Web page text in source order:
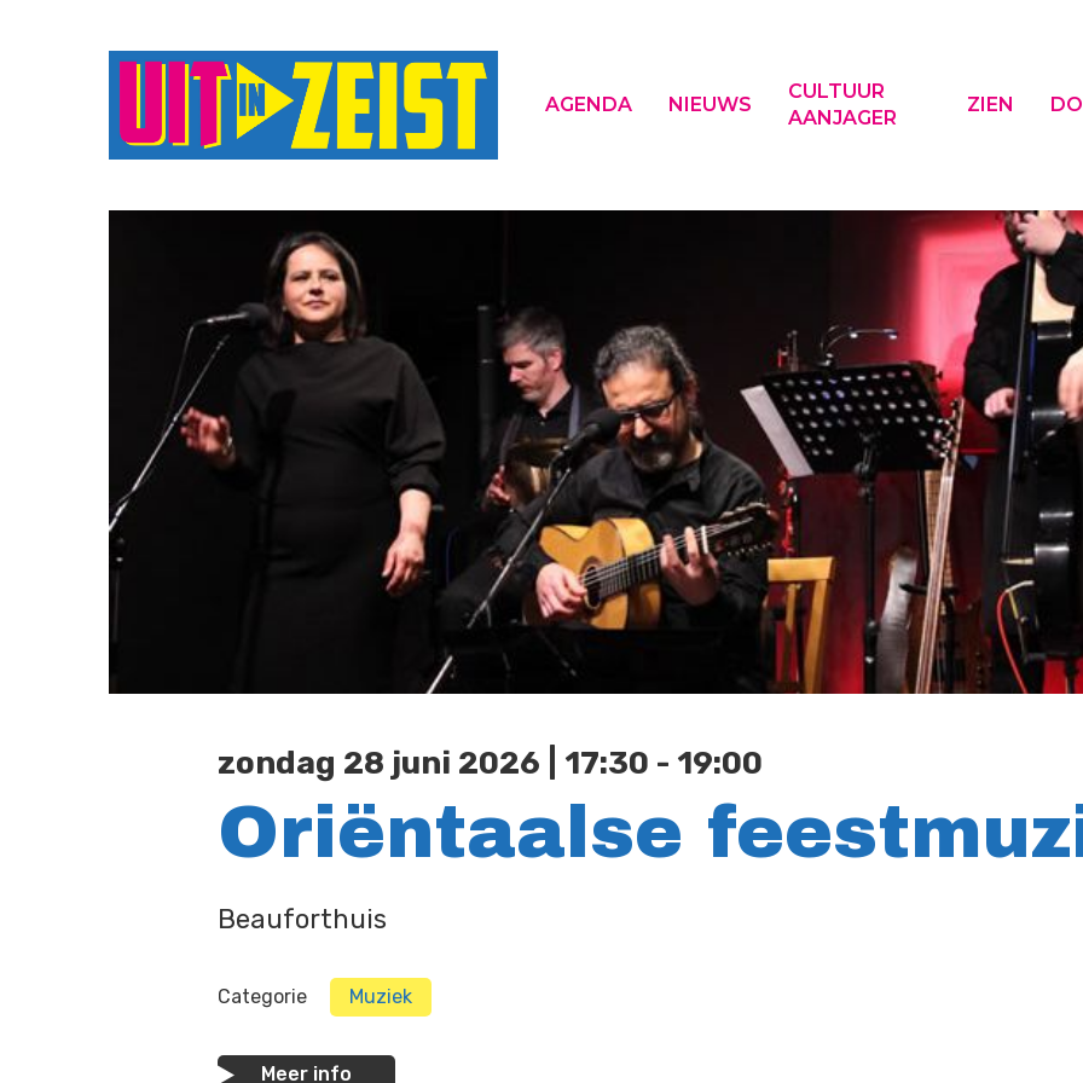
Druk op Enter om te starten met zoeken of ESC om te sluiten
AGENDA NIEUWS
CULTUUR
AANJAGER
ZIEN
zondag 28 juni 2026 | 17:30 - 19:00
Oriëntaalse
Beauforthuis
Categorie Muziek
Meer info